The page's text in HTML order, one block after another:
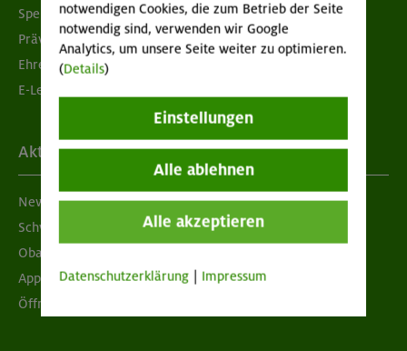
Spenden
Prävention sexualisierter Gewalt
Ehrenamtsbörse
E-Learning
Aktuelles
Newsletter
Schwarzes Brett
Obacht geben!
App "Mein DAV+"
Öffnungszeiten
notwendigen Cookies, die zum Betrieb der Seite
notwendig sind, verwenden wir Google
Analytics, um unsere Seite weiter zu optimieren.
(Details)
Einstellungen
Alle ablehnen
Alle akzeptieren
Datenschutzerklärung Impressum